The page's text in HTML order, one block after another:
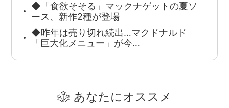
◆「食欲そそる」マックナゲットの夏ソ
ース、新作2種が登場
◆昨年は売り切れ続出…マクドナルド
「巨大化メニュー」が今…
あなたにオススメ